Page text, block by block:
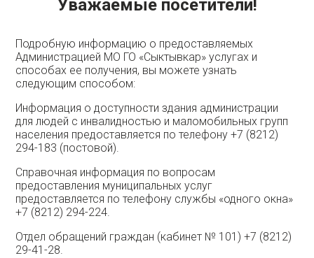
Уважаемые посетители!
Подробную информацию о предоставляемых
Администрацией МО ГО «Сыктывкар» услугах и
способах ее получения, вы можете узнать
следующим способом:
Информация о доступности здания администрации
для людей с инвалидностью и маломобильных групп
населения предоставляется по телефону +7 (8212)
294-183 (постовой).
Справочная информация по вопросам
предоставления муниципальных услуг
предоставляется по телефону службы «одного окна»
+7 (8212) 294-224.
Отдел обращений граждан (кабинет № 101) +7 (8212)
29-41-28.